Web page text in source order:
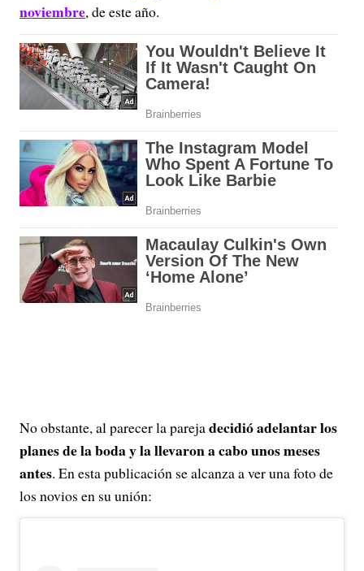
noviembre, de este año.
No obstante, al parecer la parejadecidió adelantar los
planes de la boda y la llevaron a cabo unos meses
antes. En esta publicación se alcanza a ver una foto de
los novios en su unión: